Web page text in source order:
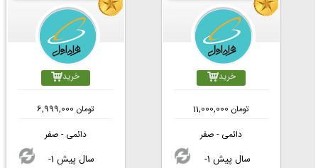
خرید
11,000,000 تومان
دائمی - صفر
-1 سال پیش
خرید
6,999,000 تومان
دائمی - صفر
-1 سال پیش